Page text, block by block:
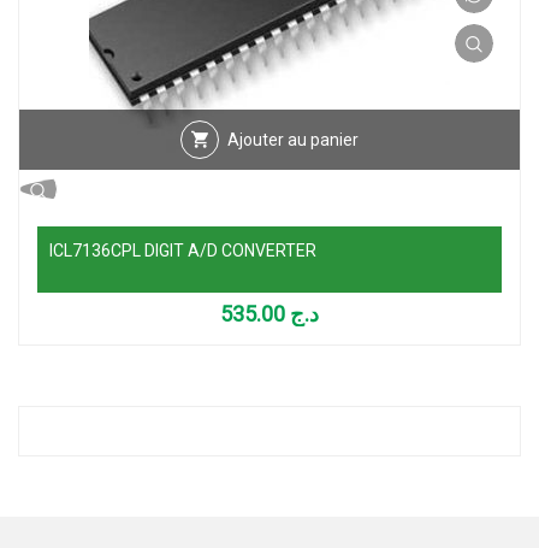
Ajouter au panier
ICL7136CPL DIGIT A/D CONVERTER
د.ج